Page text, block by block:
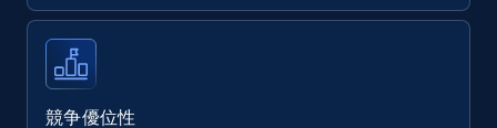
Walmart - products
URL, Final price, Sku, Currency, Gtin,
Specifications, Image urls, Top reviews, and
more.
競争優位性